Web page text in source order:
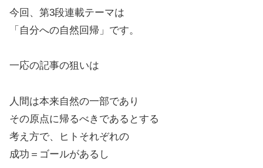
今回、第3段連載テーマは
「自分への自然回帰」です。
一応の記事の狙いは
人間は本来自然の一部であり
その原点に帰るべきであるとする
考え方で、ヒトそれぞれの
成功＝ゴールがあるし